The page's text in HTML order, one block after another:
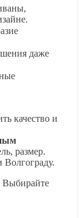
даже
качество и
размер.
Выбирайте